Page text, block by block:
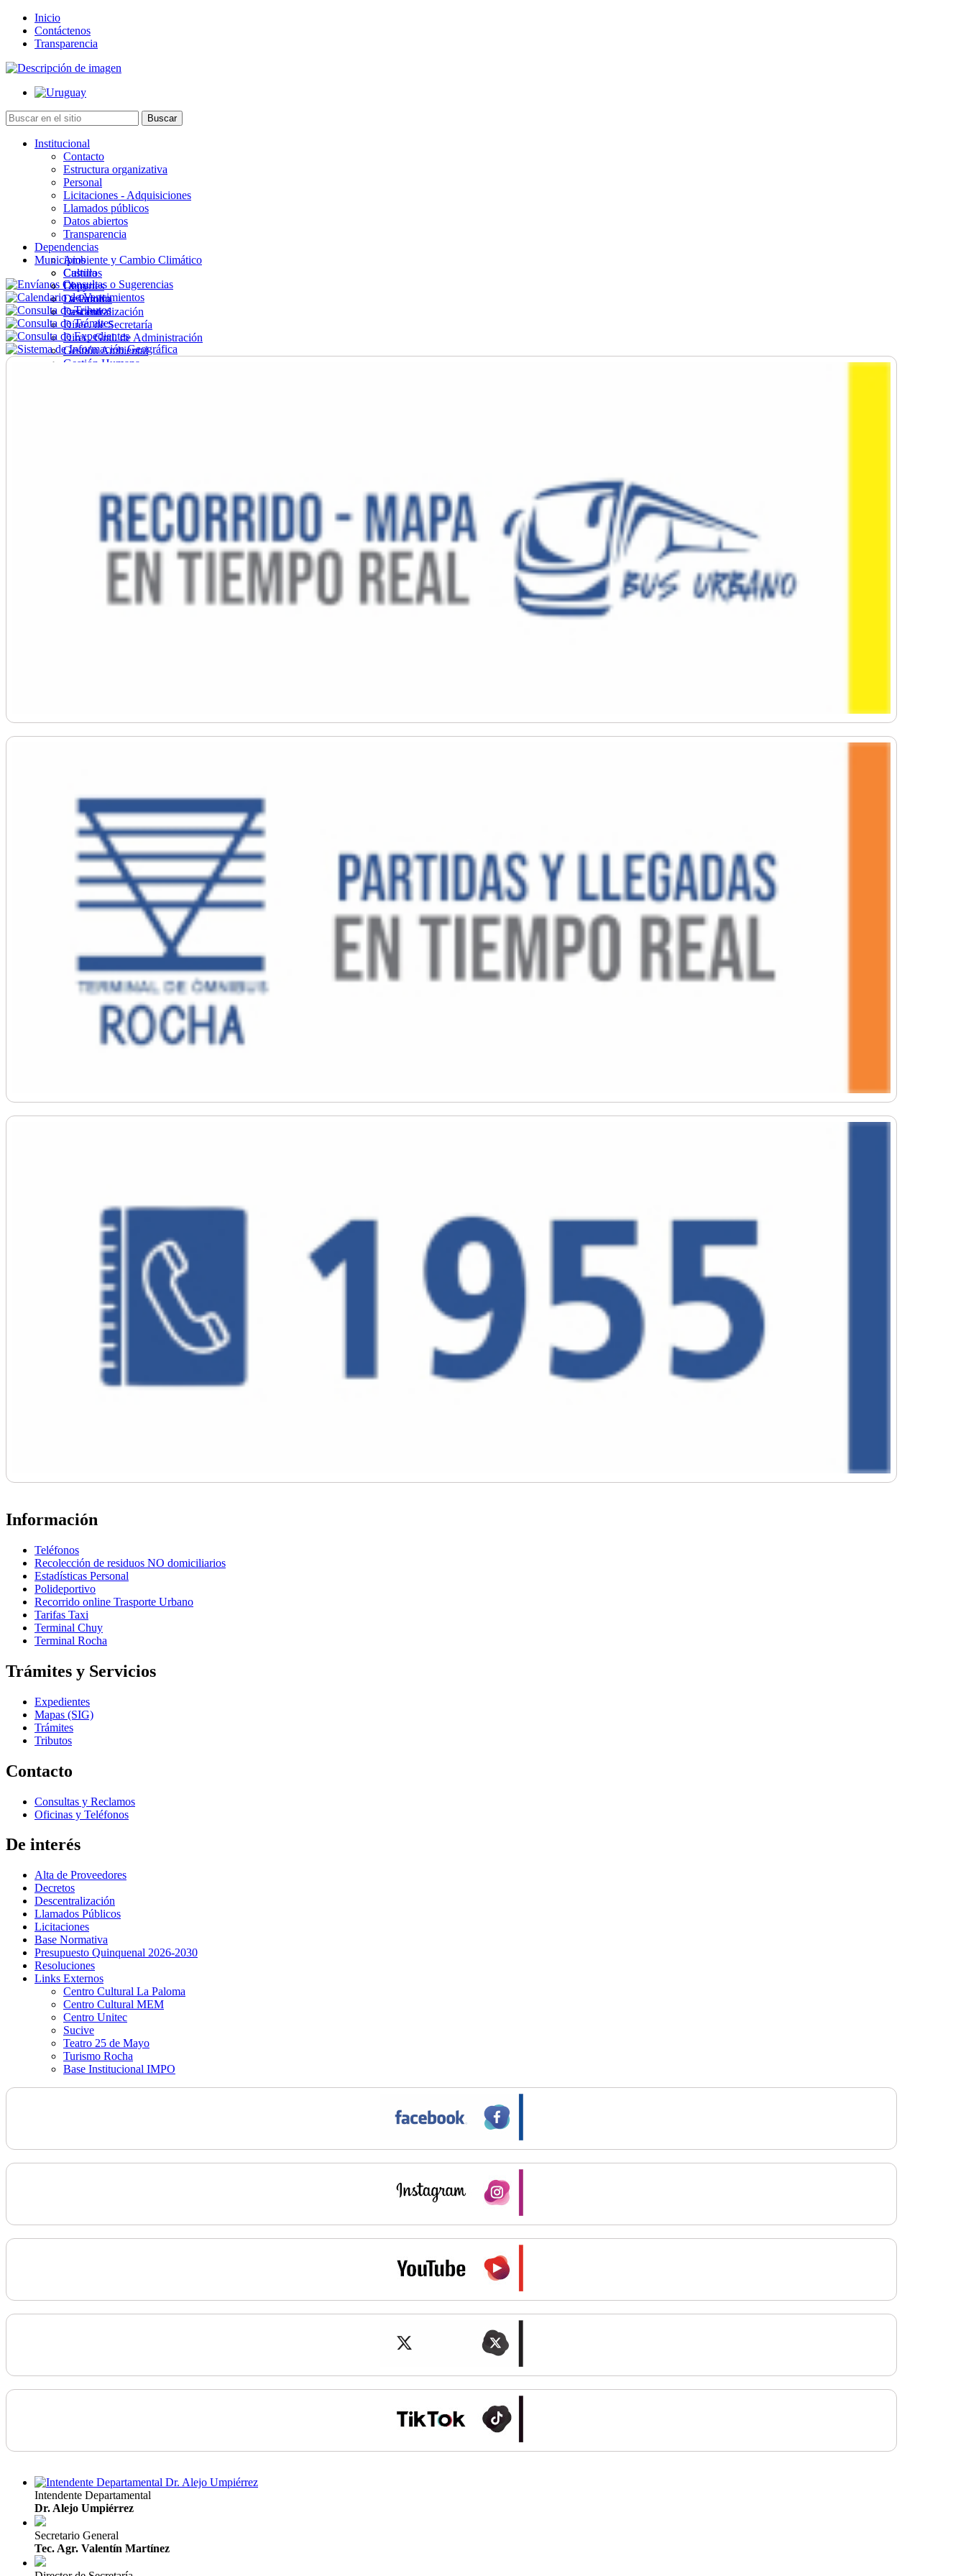
Inicio
Contáctenos
Transparencia
Institucional
Contacto
Estructura organizativa
Personal
Licitaciones - Adquisiciones
Llamados públicos
Datos abiertos
Transparencia
Dependencias
Ambiente y Cambio Climático
Cultura
Deportes
Desarrollo
Descentralización
Direc. de Secretaría
Direc. Gral. de Administración
Gestión Ambiental
Gestión Humana
Municipios
Castillos
Chuy
La Paloma
Lascano
Información
Teléfonos
Recolección de residuos NO domiciliarios
Estadísticas Personal
Polideportivo
Recorrido online Trasporte Urbano
Tarifas Taxi
Terminal Chuy
Terminal Rocha
Trámites y Servicios
Expedientes
Mapas (SIG)
Trámites
Tributos
Contacto
Consultas y Reclamos
Oficinas y Teléfonos
De interés
Alta de Proveedores
Decretos
Descentralización
Llamados Públicos
Licitaciones
Base Normativa
Presupuesto Quinquenal 2026-2030
Resoluciones
Links Externos
Centro Cultural La Paloma
Centro Cultural MEM
Centro Unitec
Sucive
Teatro 25 de Mayo
Turismo Rocha
Base Institucional IMPO
Intendente Departamental
Dr. Alejo Umpiérrez
Secretario General
Tec. Agr. Valentín Martínez